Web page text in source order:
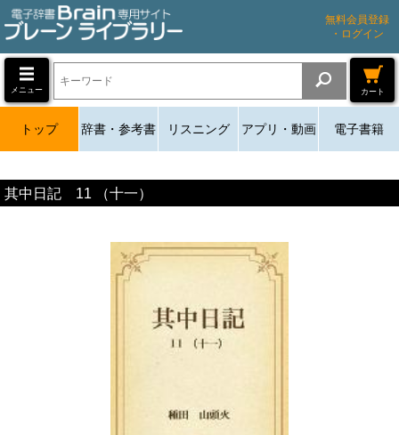
無料会員登録
・ログイン
メニュー カート
トップ 辞書・参考書 リスニング アプリ・動画 電子書籍
其中日記 11 （十一）